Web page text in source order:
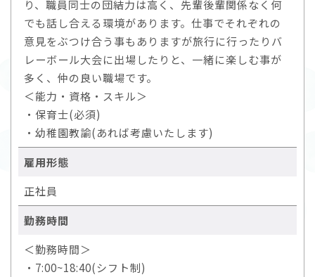
り、職員同士の団結力は高く、先輩後輩関係なく何
でも話し合える環境があります。仕事でそれぞれの
意見をぶつけ合う事もありますが旅行に行ったりバ
レーボール大会に出場したりと、一緒に楽しむ事が
多く、仲の良い職場です。
＜能力・資格・スキル＞
・保育士(必須)
・幼稚園教諭(あれば考慮いたします)
雇用形態
正社員
勤務時間
＜勤務時間＞
・7:00~18:40(シフト制)